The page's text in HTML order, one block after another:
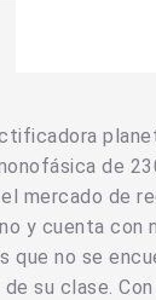
de
el mercado de
y cuenta con
que no se
su clase.